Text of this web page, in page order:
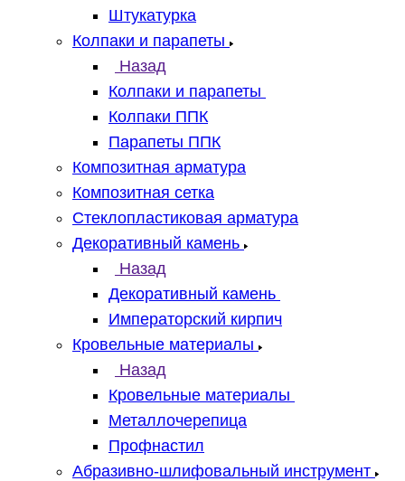
Штукатурка
Колпаки и парапеты
Назад
Колпаки и парапеты
Колпаки ППК
Парапеты ППК
Композитная арматура
Композитная сетка
Стеклопластиковая арматура
Декоративный камень
Назад
Декоративный камень
Императорский кирпич
Кровельные материалы
Назад
Кровельные материалы
Металлочерепица
Профнастил
Абразивно-шлифовальный инструмент